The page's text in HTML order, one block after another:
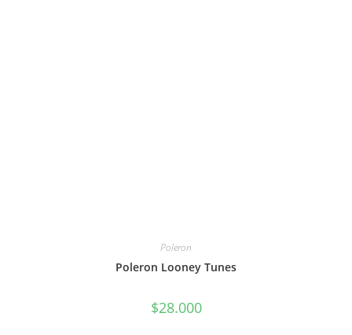
Poleron
Poleron Looney Tunes
$28.000